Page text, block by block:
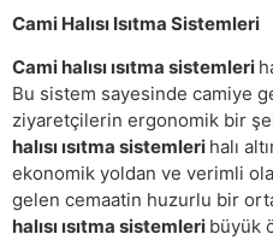
Cami Halısı Isıtma Sistemleri
Cami halısı ısıtma sistemleri
Bu sistem sayesinde camiye
ziyaretçilerin ergonomik bir
halısı ısıtma sistemleri halı
ekonomik yoldan ve verimli
gelen cemaatin huzurlu bir
halısı ısıtma sistemleri büyük